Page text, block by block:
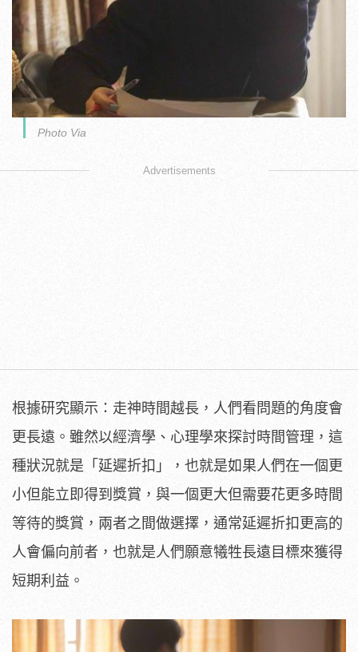
Photo Via
Advertisements
根據研究顯示：走神時間越長，人們看問題的角度會
更長遠。雖然以經濟學、心理學來探討時間管理，這
種狀況就是「延遲折扣」，也就是如果人們在一個更
小但能立即得到獎賞，與一個更大但需要花更多時間
等待的獎賞，兩者之間做選擇，通常延遲折扣更高的
人會偏向前者，也就是人們願意犧牲長遠目標來獲得
短期利益。